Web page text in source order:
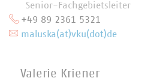
Senior-Fachgebietsleiter
+49 89 2361 5321
maluska(at)vku(dot)de
Valerie Kriener